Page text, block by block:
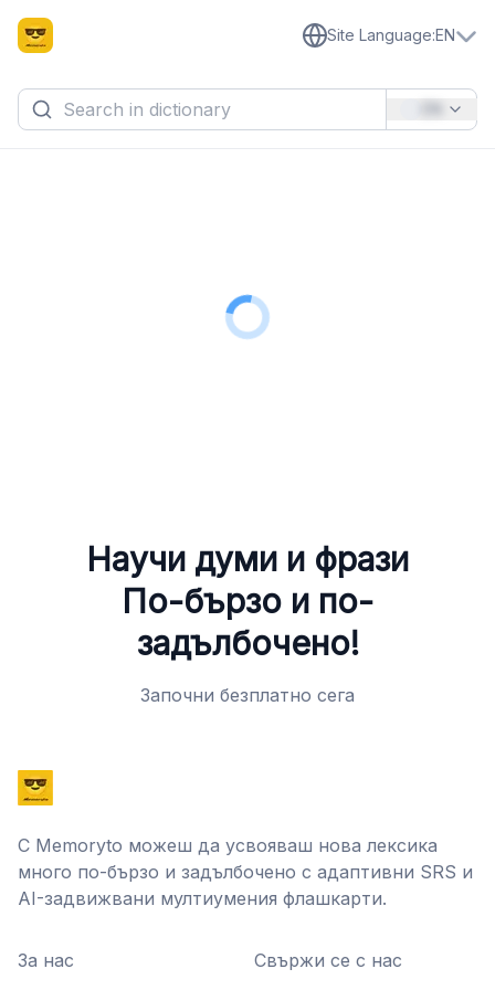
Site Language:EN
Научи думи и фрази
По-бързо и по-
задълбочено!
Започни безплатно сега
С Memoryto можеш да усвояваш нова лексика
много по-бързо и задълбочено с адаптивни SRS и
AI-задвижвани мултиумения флашкарти.
За нас
Свържи се с нас